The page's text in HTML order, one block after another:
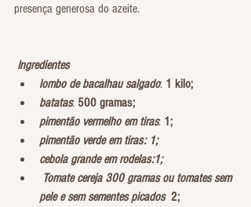
presença generosa do azeite.
Ingredientes
lombo de bacalhau salgado: 1 kilo;
batatas: 500 gramas;
pimentão vermelho em tiras: 1;
pimentão verde em tiras: 1;
cebola grande em rodelas:1;
Tomate cereja 300 gramas ou tomates sem
pele e sem sementes picados 2;